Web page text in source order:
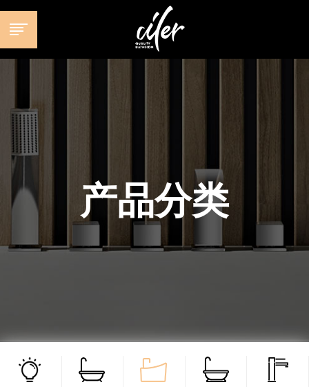
容
产品分类